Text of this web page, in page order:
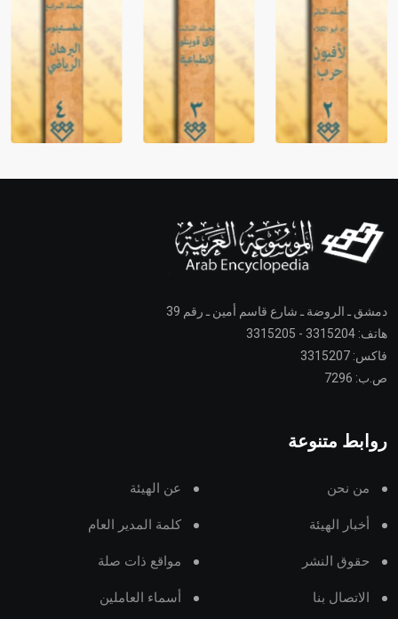
دمشق ـ الروضة ـ شارع قاسم أمين ـ رقم 39
هاتف: 3315204 - 3315205
فاكس: 3315207
ص.ب: 7296
روابط متنوعة
من نحن عن الهيئة
أخبار الهيئة كلمة المدير العام
حقوق النشر مواقع ذات صلة
الاتصال بنا أسماء العاملين